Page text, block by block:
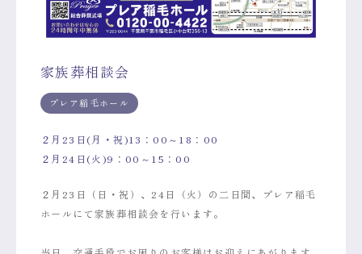
家族葬相談会
プレア稲毛ホール
２月23日(月・祝)13：00～18：00
２月24日(火)9：00～15：00
２月23日（日・祝）、24日（火）の二日間、プレア稲毛
ホールにて家族葬相談会を行います。